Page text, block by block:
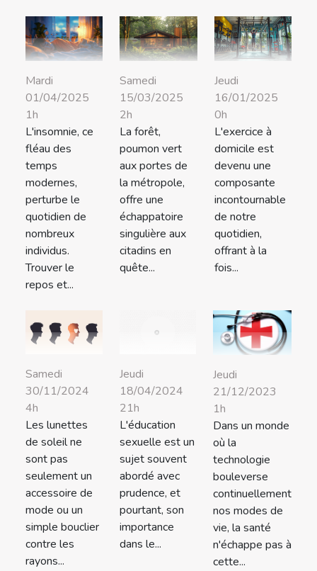
Mardi
01/04/2025
1h
L'insomnie, ce
fléau des
temps
modernes,
perturbe le
quotidien de
nombreux
individus.
Trouver le
repos et...
Samedi
15/03/2025
2h
La forêt,
poumon vert
aux portes de
la métropole,
offre une
échappatoire
singulière aux
citadins en
quête...
Jeudi
16/01/2025
0h
L'exercice à
domicile est
devenu une
composante
incontournable
de notre
quotidien,
offrant à la
fois...
Samedi
30/11/2024
4h
Les lunettes
de soleil ne
sont pas
seulement un
accessoire de
mode ou un
simple bouclier
contre les
rayons...
Jeudi
18/04/2024
21h
L'éducation
sexuelle est un
sujet souvent
abordé avec
prudence, et
pourtant, son
importance
dans le...
Jeudi
21/12/2023
1h
Dans un monde
où la
technologie
bouleverse
continuellement
nos modes de
vie, la santé
n'échappe pas à
cette...